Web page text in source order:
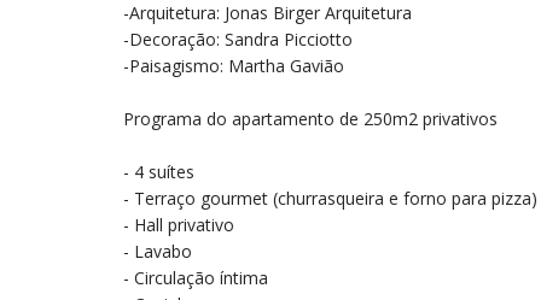
-Arquitetura: Jonas Birger Arquitetura
-Decoração: Sandra Picciotto
-Paisagismo: Martha Gavião
Programa do apartamento de 250m2 privativos
- 4 suítes
- Terraço gourmet (churrasqueira e forno para pizza)
- Hall privativo
- Lavabo
- Circulação íntima